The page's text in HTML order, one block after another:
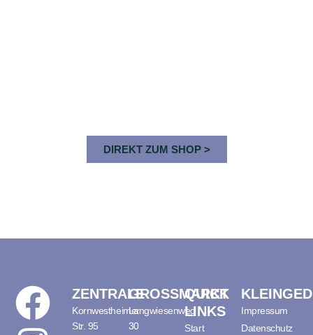
DIREKT ZUM SHOP >
ZENTRALE
Kornwestheimer
Str. 95
GROSSMARKT
Langwiesenweg
30
QUICK
LINKS
Start
Impressum
Datenschutz